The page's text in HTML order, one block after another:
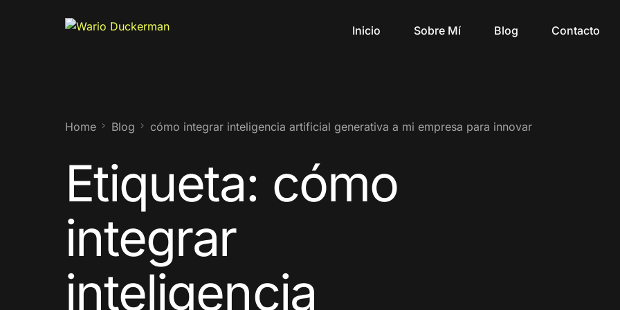
Inicio Sobre Mí Blog Contacto
Home Blog cómo integrar inteligencia artificial generativa a mi empresa para innovar
Etiqueta: cómo
integrar
inteligencia